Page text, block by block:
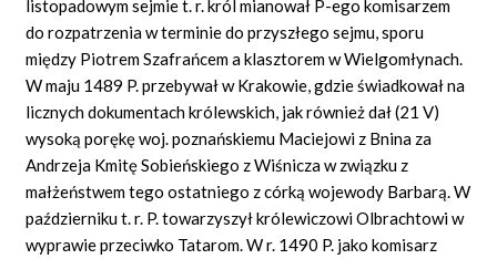
listopadowym sejmie t. r. król mianował P-ego komisarzem
do rozpatrzenia w terminie do przyszłego sejmu, sporu
między Piotrem Szafrańcem a klasztorem w Wielgomłynach.
W maju 1489 P. przebywał w Krakowie, gdzie świadkował na
licznych dokumentach królewskich, jak również dał (21 V)
wysoką porękę woj. poznańskiemu Maciejowi z Bnina za
Andrzeja Kmitę Sobieńskiego z Wiśnicza w związku z
małżeństwem tego ostatniego z córką wojewody Barbarą. W
październiku t. r. P. towarzyszył królewiczowi Olbrachtowi w
wyprawie przeciwko Tatarom. W r. 1490 P. jako komisarz